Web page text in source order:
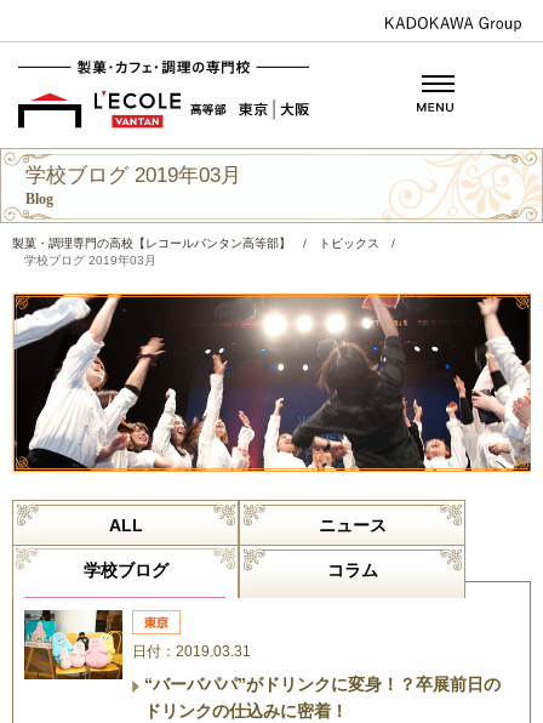
学校ブログ 2019年03月
Blog
製菓・調理専門の高校【レコールバンタン高等部】 / トピックス
/
学校ブログ 2019年03月
ALL ニュース
学校ブログ コラム
日付：2019.03.31
“バーバパパ”がドリンクに変身！？卒展前日の
ドリンクの仕込みに密着！